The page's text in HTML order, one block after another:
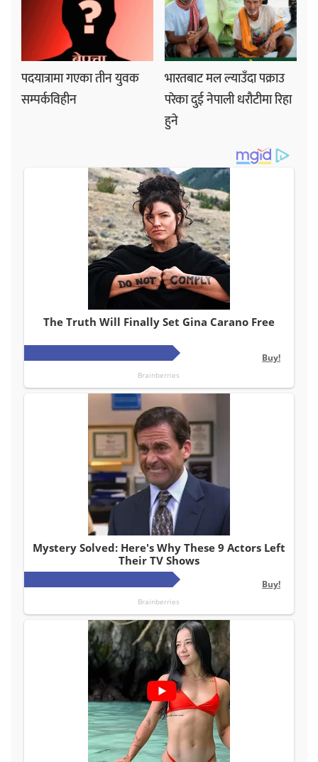
पदयात्रामा गएका तीन युवक
सम्पर्कविहीन
भारतबाट मल ल्याउँदा पक्राउ
परेका दुई नेपाली धरौटीमा रिहा
हुने